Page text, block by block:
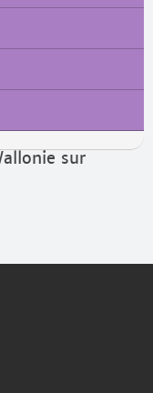
/ soutien politique
sociale
sur